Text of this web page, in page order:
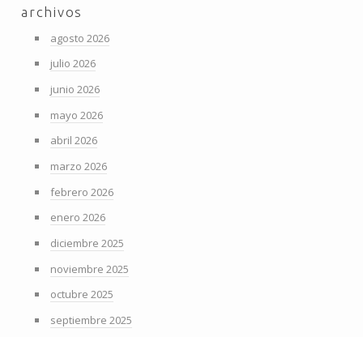
archivos
agosto 2026
julio 2026
junio 2026
mayo 2026
abril 2026
marzo 2026
febrero 2026
enero 2026
diciembre 2025
noviembre 2025
octubre 2025
septiembre 2025